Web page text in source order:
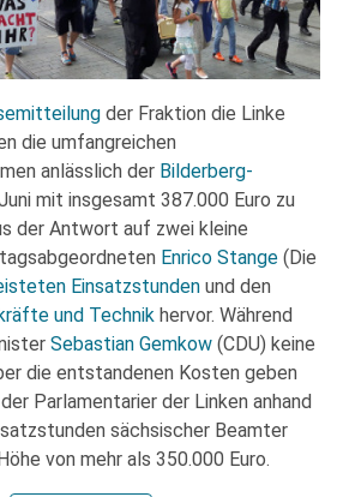
der Fraktion die Linke
die umfangreichen
anlässlich der Bilderberg-
mit insgesamt 387.000 Euro zu
der Antwort auf zwei kleine
Enrico Stange (Die
Einsatzstunden und den
und Technik hervor. Während
Sebastian Gemkow (CDU) keine
die entstandenen Kosten geben
Parlamentarier der Linken anhand
sächsischer Beamter
von mehr als 350.000 Euro.